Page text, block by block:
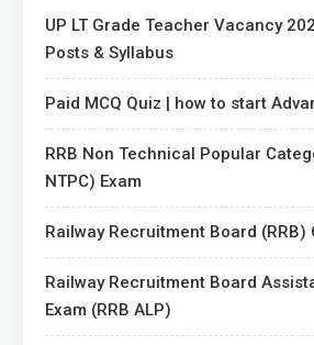
UP LT Grade Teacher Vacancy
Posts & Syllabus
Paid MCQ Quiz | how to start
RRB Non Technical Popular
NTPC) Exam
Railway Recruitment Board (RRB)
Railway Recruitment Board
Exam (RRB ALP)